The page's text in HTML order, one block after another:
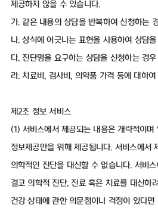
제공하지 않을 수 있습니다.
가. 같은 내용의 상담을 반복하여 신청하는
나. 상식에 어긋나는 표현을 사용하여 상담
다. 진단명을 요구하는 상담을 신청하는 경우
라. 치료비, 검사비, 의약품 가격 등에 대하
제2조 정보 서비스
(1) 서비스에서 제공되는 내용은 개략적이며
정보제공만을 위해 제공됩니다. 서비스에서
의학적인 진단을 대신할 수 없습니다. 서비
결코 의학적 진단, 진료 혹은 치료를 대신하
건강 상태에 관한 의문점이나 걱정이 있다